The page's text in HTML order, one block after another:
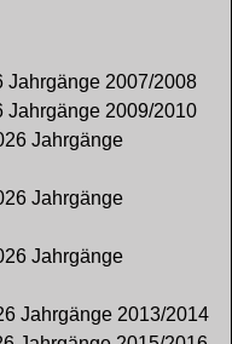
Jahrgänge 2007/2008
Jahrgänge 2009/2010
Jahrgänge
Jahrgänge
Jahrgänge
Jahrgänge 2013/2014